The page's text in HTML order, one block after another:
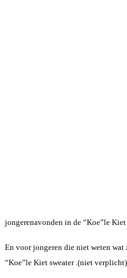
jongerenavonden in de “Koe”le Kiet
En voor jongeren die niet weten
“Koe”le Kiet sweater .(niet verplicht)